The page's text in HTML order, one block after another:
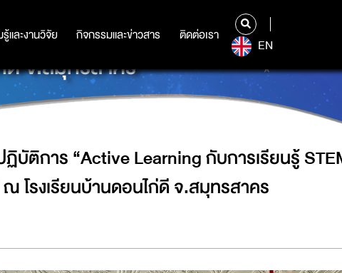
และงานวิจัย กิจกรรมและข่าวสาร ติดต่อเรา
และงานวิจัย กิจกรรมและข่าวสาร ติดต่อเรา
EN
การเรียนรู้ STEM และอาชีพวิทยาศาส
จ.สมุทรสาคร
บัติการ “Active Learning กับการเรียนรู้
โรงเรียนบ้านดอนไก่ดี จ.สมุทรสาคร